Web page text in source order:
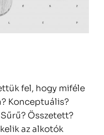
fel, hogy miféle
Konceptuális?
Összetett?
az alkotók